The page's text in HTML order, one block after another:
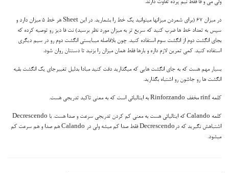
ولی می و فا فقط نیم پرده تفاوت دارند.
در میزان 67 (برای شمردن میزانها میتوانید یک خط را بشمارید. در این Sheet هر خط 5 میزان دارد و
سپس به تعداد خط ها ضرب کنید که سریع تر به میزان مورد نظر برسید) نت فا دیز رو توصیه کرده که
بجای انگشت دوم از انگشت سوم استفاده کنید. چون بلافاصله میبایستی انگشت دوم رو در سیم دیگری
استفاده کنید. کمی تمرین لازم داره و بارها فقط همان میزان را بزنید تا دستتان روان شود.
بسیار مهم هست که به جای انگشت هایی که میگذارید دقت کنید مبادا بدلیل تغییرجای یک انگشت بقیه
انگشت ها رو جاشون رو اشتباه بگذارید.
کلمه rinf مخفف Rinforzando به ایتالیائی است که به معنی تاکید تدریجی هست.
کلمه Calando که ایتالیائی هست به معنی کم کردن تدریجی سرعت و صدا هست. با Decrescendo
اشتباهش نگیرید که درDecrescendo فقط صدا کم میشه ولی در Calando هم صدا و هم سرعت کم
میشود.